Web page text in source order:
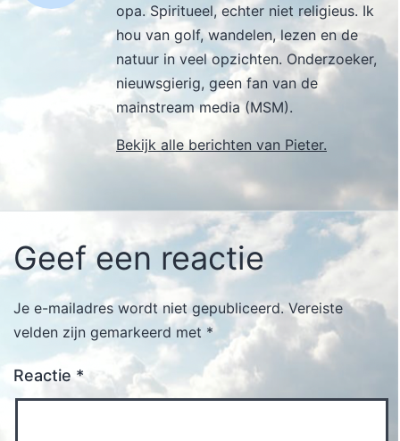
opa. Spiritueel, echter niet religieus. Ik
hou van golf, wandelen, lezen en de
natuur in veel opzichten. Onderzoeker,
nieuwsgierig, geen fan van de
mainstream media (MSM).
Bekijk alle berichten van Pieter.
Geef een reactie
Je e-mailadres wordt niet gepubliceerd. Vereiste
velden zijn gemarkeerd met *
Reactie *